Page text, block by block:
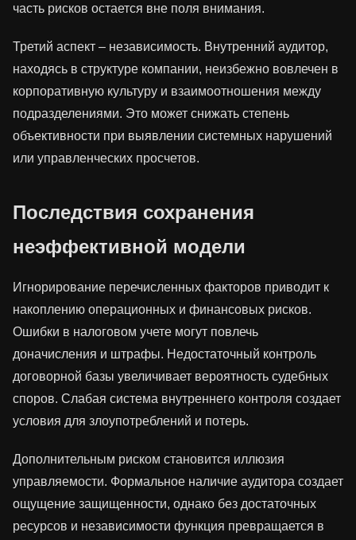
часть рисков остается вне поля внимания.
Третий аспект – независимость. Внутренний аудитор,
находясь в структуре компании, неизбежно вовлечен в
корпоративную культуру и взаимоотношения между
подразделениями. Это может снижать степень
объективности при выявлении системных нарушений
или управленческих просчетов.
Последствия сохранения
неэффективной модели
Игнорирование перечисленных факторов приводит к
накоплению операционных и финансовых рисков.
Ошибки в налоговом учете могут повлечь
доначисления и штрафы. Недостаточный контроль
договорной базы увеличивает вероятность судебных
споров. Слабая система внутреннего контроля создает
условия для злоупотреблений и потерь.
Дополнительным риском становится иллюзия
управляемости. Формальное наличие аудитора создает
ощущение защищенности, однако без достаточных
ресурсов и независимости функция превращается в